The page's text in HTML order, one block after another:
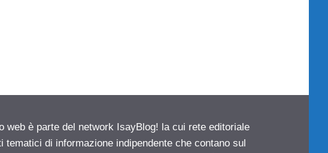
web è parte del network IsayBlog! la cui rete editoriale
tematici di informazione indipendente che contano sul